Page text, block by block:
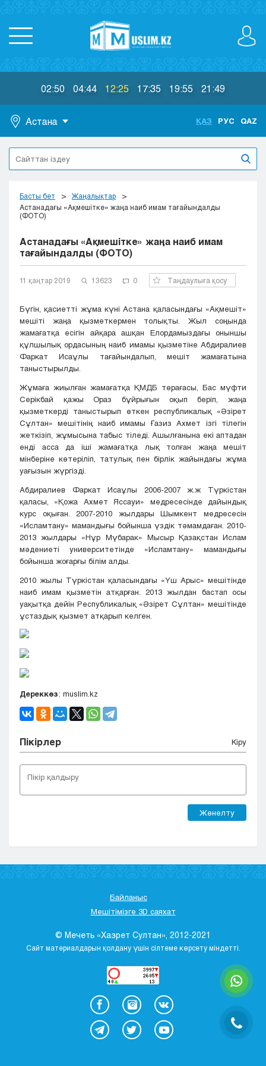
02:50 04:44 12:25 17:35 19:55 21:49
Астана
Астана
Алматы
Актобе
Атырау
Жезказган
Кокшетау
Костанай
Кызылорда
Петропавловск
Семей
Талдыкорган
Тараз
Туркестан
Усть-Каменогорск
Шымкент
ҚАЗ РУС QAZ
Басты бет
Жаңалықтар
Астанадағы «Ақмешітке» жаңа наиб имам тағайындалды
(ФОТО)
Астанадағы «Ақмешітке» жаңа наиб имам
тағайындалды (ФОТО)
11 қаңтар 2019 13623 0 Таңдаулыға қосу
Бүгін, қасиетті жұма күні Астана қаласындағы «Ақмешіт»
мешіті жаңа қызметкермен толықты. Жыл соңында
жамағатқа есігін айқара ашқан Елордамыздағы оныншы
құлшылық ордасының наиб имамы қызметіне Абдиралиев
Фаркат Исаұлы тағайындалып, мешіт жамағатына
таныстырылды.
Жұмаға жиылған жамағатқа ҚМДБ төрағасы, Бас мүфти
Серікбай қажы Ораз бұйрығын оқып беріп, жаңа
қызметкерді таныстырып өткен республикалық «Әзірет
Сұлтан» мешітінің наиб имамы Ғазиз Ахмет ізгі тілегін
жеткізіп, жұмысына табыс тіледі. Ашылғанына екі аптадан
енді асса да іші жамағатқа лық толған жаңа мешіт
мінберіне көтеріліп, татулық пен бірлік жайындағы жұма
уағызын жүргізді.
Абдиралиев Фаркат Исаұлы 2006-2007 ж.ж Түркістан
қаласы, «Қожа Ахмет Яссауи» медресесінде дайындық
курс оқыған. 2007-2010 жылдары Шымкент медресесін
«Исламтану» мамандығы бойынша үздік тәмамдаған. 2010-
2013 жылдары «Нұр Мүбарак» Мысыр Қазақстан Ислам
мәдениеті университетінде «Исламтану» мамандығы
бойынша жоғарғы білім алды.
2010 жылы Түркістан қаласындағы «Үш Арыс» мешітінде
наиб имам қызметін атқарған. 2013 жылдан бастап осы
уақытқа дейін Республикалық «Әзірет Сұлтан» мешітінде
ұстаздық қызмет атқарып келген.
Дереккөз: muslim.kz
Пікірлер Кіру
Жөнелту
Байланыс
Мешітімізге 3D саяхат
© Мечеть «Хазрет Султан», 2012-2021
Сайт материалдарын қолдану үшін сілтеме көрсету міндетті.